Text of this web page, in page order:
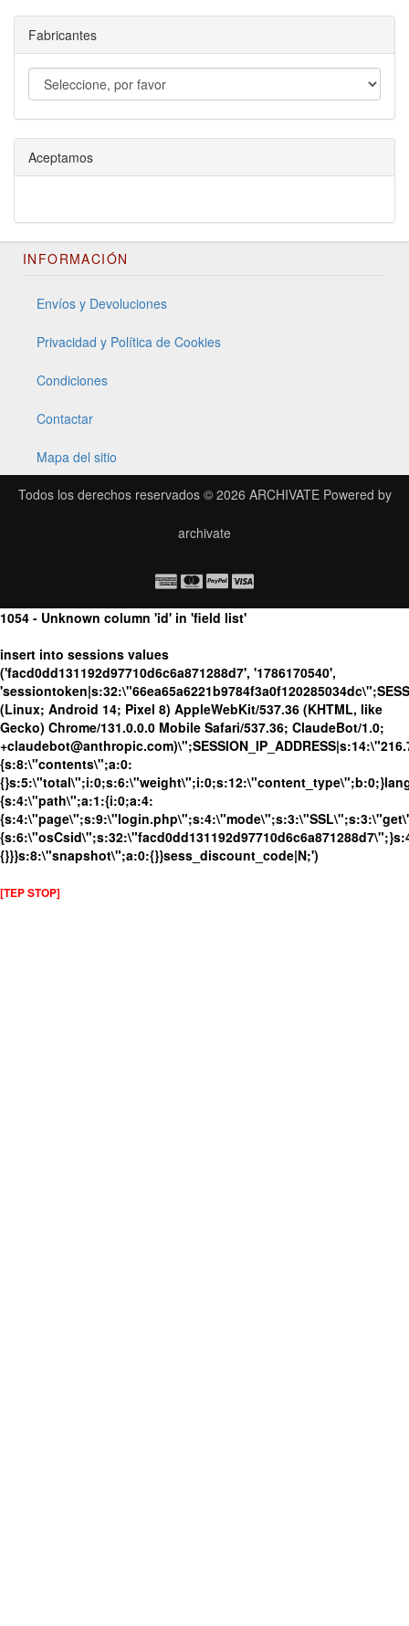
Fabricantes
Aceptamos
INFORMACIÓN
Envíos y Devoluciones
Privacidad y Política de Cookies
Condiciones
Contactar
Mapa del sitio
Todos los derechos reservados © 2026 ARCHIVATEPowered by
archivate
1054 - Unknown column 'id' in 'field list'
insert into sessions values
('facd0dd131192d97710d6c6a871288d7', '1786170540',
(Linux; Android 14; Pixel 8) AppleWebKit/537.36 (KHTML, like
Gecko) Chrome/131.0.0.0 Mobile Safari/537.36; ClaudeBot/1.0;
{s:8:\"contents\";a:0:
{s:4:\"path\";a:1:{i:0;a:4:
{}}}s:8:\"snapshot\";a:0:{}}sess_discount_code|N;')
[TEP STOP]